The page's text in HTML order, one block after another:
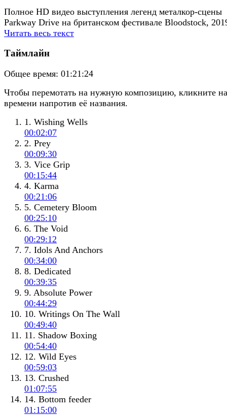
Полное HD видео выступления легенд металкор-сцены
Parkway Drive на британском фестивале Bloodstock,
Читать весь текст
Таймлайн
Общее время: 01:21:24
Чтобы перемотать на нужную композицию, кликните на
времени напротив её названия.
1. Wishing Wells
00:02:07
2. Prey
00:09:30
3. Vice Grip
00:15:44
4. Karma
00:21:06
5. Cemetery Bloom
00:25:10
6. The Void
00:29:12
7. Idols And Anchors
00:34:00
8. Dedicated
00:39:35
9. Absolute Power
00:44:29
10. Writings On The Wall
00:49:40
11. Shadow Boxing
00:54:40
12. Wild Eyes
00:59:03
13. Crushed
01:07:55
14. Bottom feeder
01:15:00